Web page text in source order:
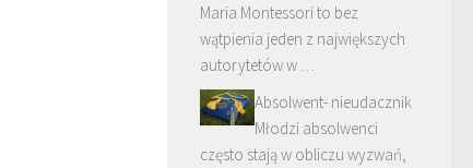
Maria Montessori to bez
wątpienia jeden z największych
autorytetów w …
Absolwent- nieudacznik
Młodzi absolwenci
często stają w obliczu wyzwań,